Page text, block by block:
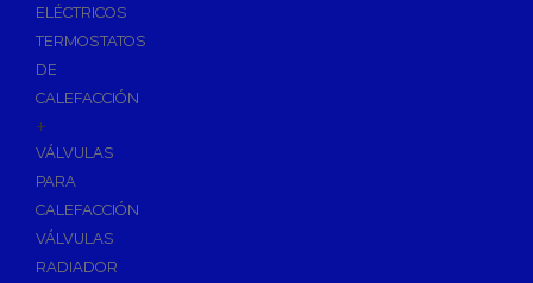
ELÉCTRICOS
TERMOSTATOS
DE
CALEFACCIÓN
+
VÁLVULAS
PARA
CALEFACCIÓN
VÁLVULAS
RADIADOR